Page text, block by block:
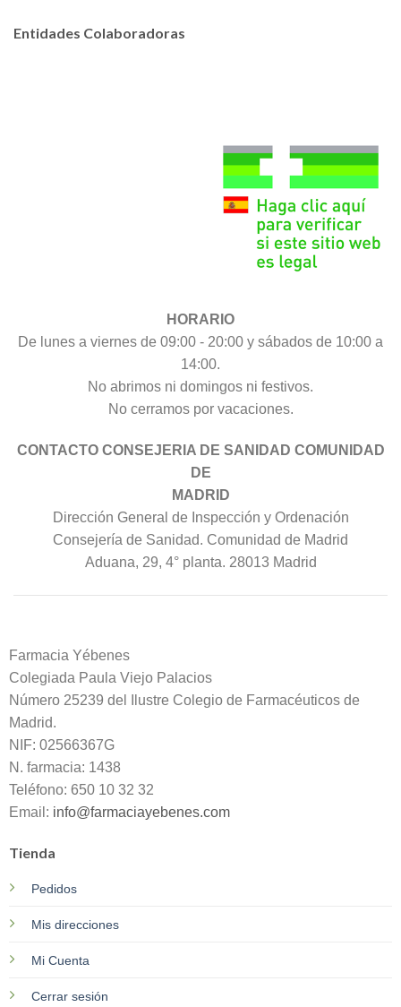
Entidades Colaboradoras
HORARIO
De lunes a viernes de 09:00 - 20:00 y sábados de 10:00 a
14:00.
No abrimos ni domingos ni festivos.
No cerramos por vacaciones.
CONTACTO CONSEJERIA DE SANIDAD COMUNIDAD
DE
MADRID
Dirección General de Inspección y Ordenación
Consejería de Sanidad. Comunidad de Madrid
Aduana, 29, 4° planta. 28013 Madrid
Farmacia Yébenes
Colegiada Paula Viejo Palacios
Número 25239 del Ilustre Colegio de Farmacéuticos de
Madrid.
NIF: 02566367G
N. farmacia: 1438
Teléfono: 650 10 32 32
Email: info@farmaciayebenes.com
Tienda
Pedidos
Mis direcciones
Mi Cuenta
Cerrar sesión